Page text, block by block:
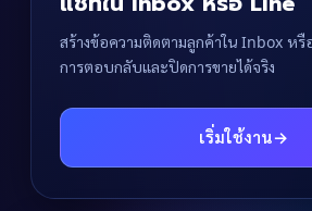
สร้างข้อความติดตามลูกค้าใน Inbox ห
การตอบกลับและปิดการขายได้จริง
เริ่มใช้งาน→